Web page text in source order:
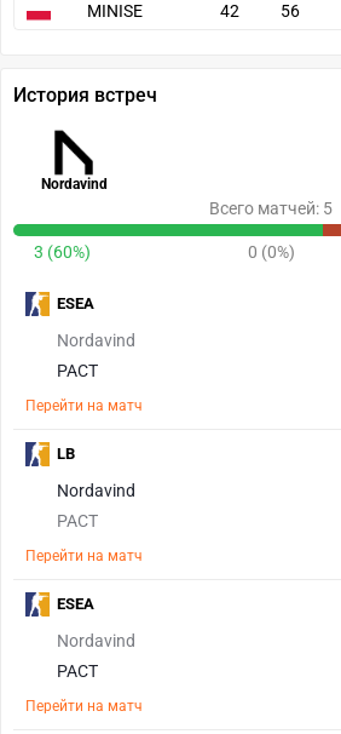
MINISE 42 56
История встреч
Nordavind
Всего матчей: 5
3 (60%) 0 (0%)
Nordavind
PACT
Перейти на матч
ESEA
Nordavind
PACT
Перейти на матч
LB
Nordavind
PACT
Перейти на матч
ESEA